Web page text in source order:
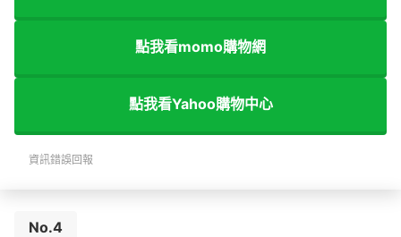
點我看momo購物網
點我看Yahoo購物中心
資訊錯誤回報
No.4